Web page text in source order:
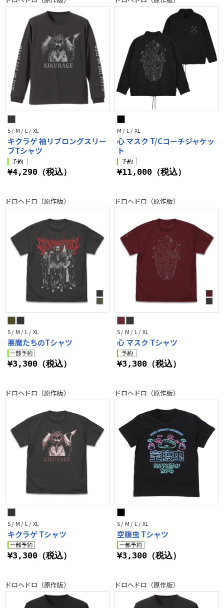
S / M / L / XL
キクラゲ 袖リブロングスリー
ブTシャツ
¥4,290（税込）
M / L / XL
心 マスク T/Cコーチジャケッ
ト
¥11,000（税込）
ドロヘドロ（原作版）
S / M / L / XL
悪魔たちのTシャツ
¥3,300（税込）
ドロヘドロ（原作版）
S / M / L / XL
心 マスク Tシャツ
¥3,300（税込）
ドロヘドロ（原作版）
S / M / L / XL
キクラゲ Tシャツ
¥3,300（税込）
ドロヘドロ（原作版）
S / M / L / XL
空腹虫 Tシャツ
¥3,300（税込）
ドロヘドロ（原作版） ドロヘドロ（原作版）